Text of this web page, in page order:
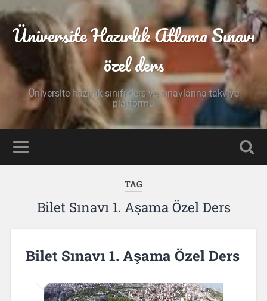
Üniversite Hazırlık Atlama Sınavı
özel ders
Üniversite hazırlık sınıfı ders ve sınavlarına takviye
platformu
TAG
Bilet Sınavı 1. Aşama Özel Ders
Bilet Sınavı 1. Aşama Özel Ders